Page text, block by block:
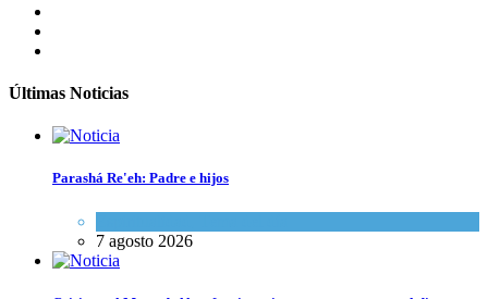
Últimas Noticias
Parashá Re'eh: Padre e hijos
7 agosto 2026